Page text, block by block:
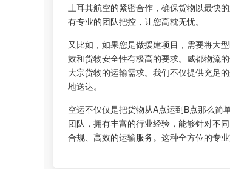
土耳其航空的紧密合作，确保货物以最快
有专业的团队把控，让您高枕无忧。
又比如，如果您是做援建项目，需要将大
效和货物安全性有极高的要求。威都物流
大宗货物的运输需求。我们不仅提供充足
地送达。
空运不仅仅是把货物从A点运到B点那么简
团队，拥有丰富的行业经验，能够针对不
合规、高效的运输服务。这种全方位的专